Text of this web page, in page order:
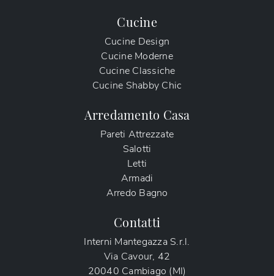
Cucine
Cucine Design
Cucine Moderne
Cucine Classiche
Cucine Shabby Chic
Arredamento Casa
Pareti Attrezzate
Salotti
Letti
Armadi
Arredo Bagno
Contatti
Interni Mantegazza S.r.l.
Via Cavour, 42
20040 Cambiago (MI)